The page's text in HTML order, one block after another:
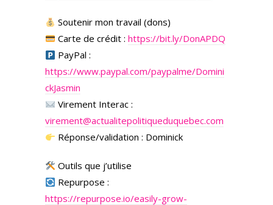
Soutenir mon travail (dons)
Carte de crédit :https://bit.ly/DonAPDQ
PayPal :
https://www.paypal.com/paypalme/Domini
ckJasmin
Virement Interac :
virement@actualitepolitiqueduquebec.com
Réponse/validation : Dominick
Outils que j’utilise
Repurpose :
https://repurpose.io/easily-grow-